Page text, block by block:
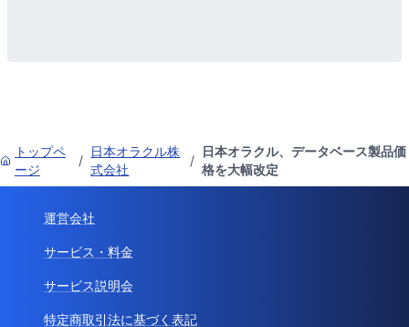
トップペ
ージ
/
日本オラクル株
式会社
/
日本オラクル、データベース製品価
格を大幅改定
運営会社
サービス・料金
サービス説明会
特定商取引法に基づく表記